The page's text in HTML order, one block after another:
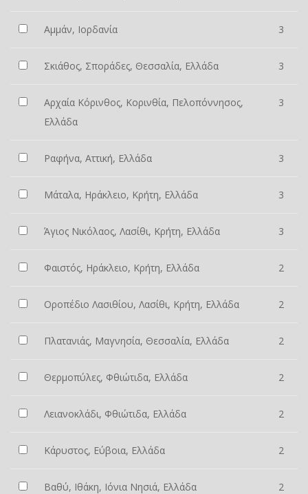
Αμμάν, Ιορδανία 3
Σκιάθος, Σποράδες, Θεσσαλία, Ελλάδα 3
Αρχαία Κόρινθος, Κορινθία, Πελοπόννησος,
Ελλάδα
3
Ραφήνα, Αττική, Ελλάδα 3
Μάταλα, Ηράκλειο, Κρήτη, Ελλάδα 3
Άγιος Νικόλαος, Λασίθι, Κρήτη, Ελλάδα 3
Φαιστός, Ηράκλειο, Κρήτη, Ελλάδα 2
Οροπέδιο Λασιθίου, Λασίθι, Κρήτη, Ελλάδα 2
Πλατανιάς, Μαγνησία, Θεσσαλία, Ελλάδα 2
Θερμοπύλες, Φθιώτιδα, Ελλάδα 2
Λειανοκλάδι, Φθιώτιδα, Ελλάδα 2
Κάρυστος, Εύβοια, Ελλάδα 2
Βαθύ, Ιθάκη, Ιόνια Νησιά, Ελλάδα 2